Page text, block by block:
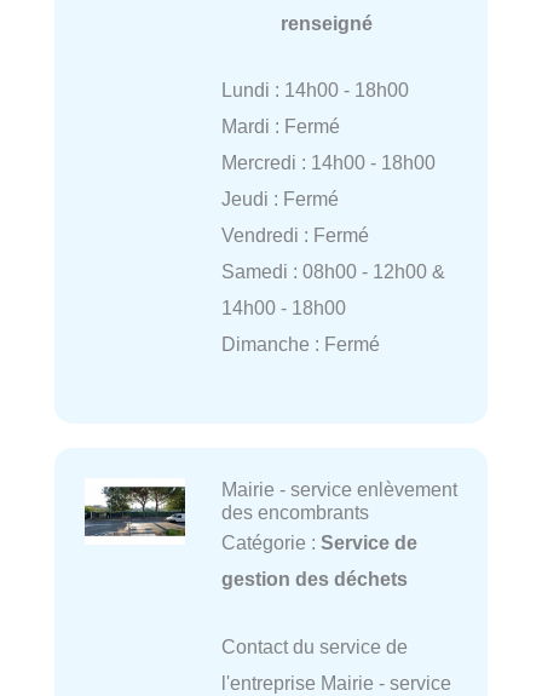
renseigné
Lundi : 14h00 - 18h00
Mardi : Fermé
Mercredi : 14h00 - 18h00
Jeudi : Fermé
Vendredi : Fermé
Samedi : 08h00 - 12h00 &
14h00 - 18h00
Dimanche : Fermé
Mairie - service enlèvement
des encombrants
Catégorie : Service de
gestion des déchets
Contact du service de
l'entreprise Mairie - service